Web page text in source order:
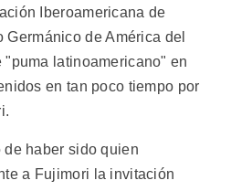
Iberoamericana de
Germánico de América del
latinoamericano" en
en tan poco tiempo por
haber sido quien
a Fujimori la invitación